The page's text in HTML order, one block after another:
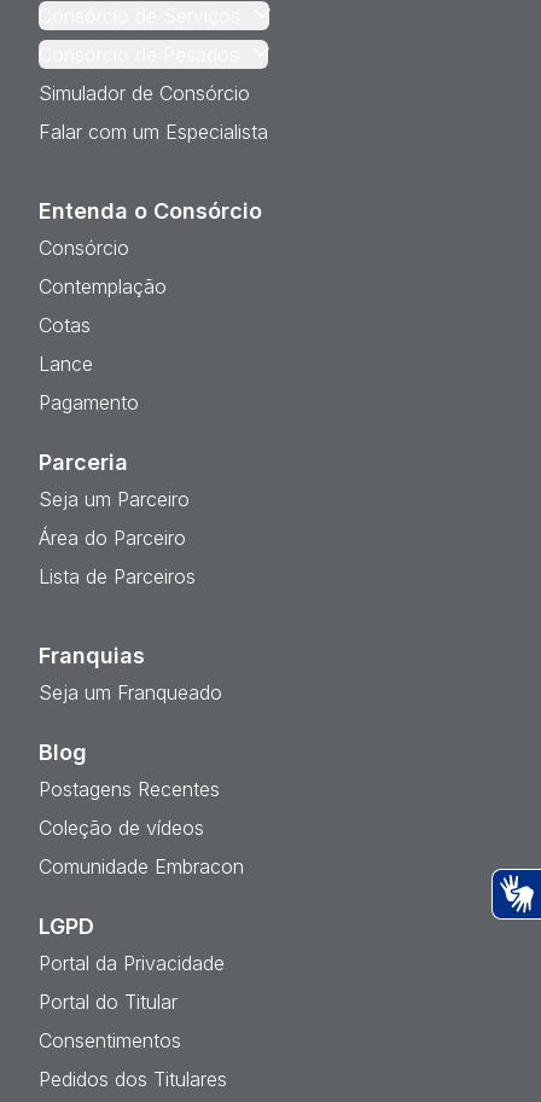
Simulador de Consórcio
Falar com um Especialista
Entenda o Consórcio
Consórcio
Contemplação
Cotas
Lance
Pagamento
Parceria
Seja um Parceiro
Área do Parceiro
Lista de Parceiros
Franquias
Seja um Franqueado
Blog
Postagens Recentes
Coleção de vídeos
Comunidade Embracon
LGPD
Portal da Privacidade
Portal do Titular
Consentimentos
Pedidos dos Titulares